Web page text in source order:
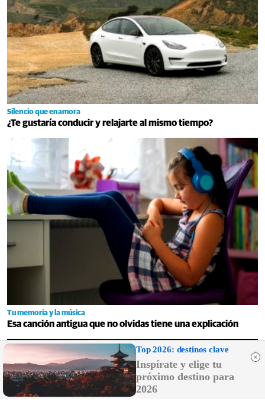
Silencio que enamora
¿Te gustaría conducir y relajarte al mismo tiempo?
Tu memoria y la música
Esa canción antigua que no olvidas tiene una explicación
Top 2026: destinos clave
Inspírate y elige tu
próximo destino para
2026